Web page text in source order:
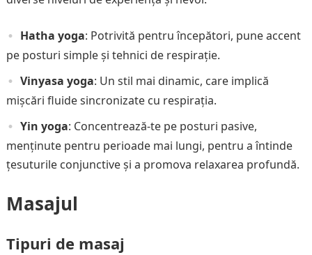
Hatha yoga: Potrivită pentru începători, pune accent
pe posturi simple și tehnici de respirație.
Vinyasa yoga: Un stil mai dinamic, care implică
mișcări fluide sincronizate cu respirația.
Yin yoga: Concentrează-te pe posturi pasive,
menținute pentru perioade mai lungi, pentru a întinde
țesuturile conjunctive și a promova relaxarea profundă.
Masajul
Tipuri de masaj